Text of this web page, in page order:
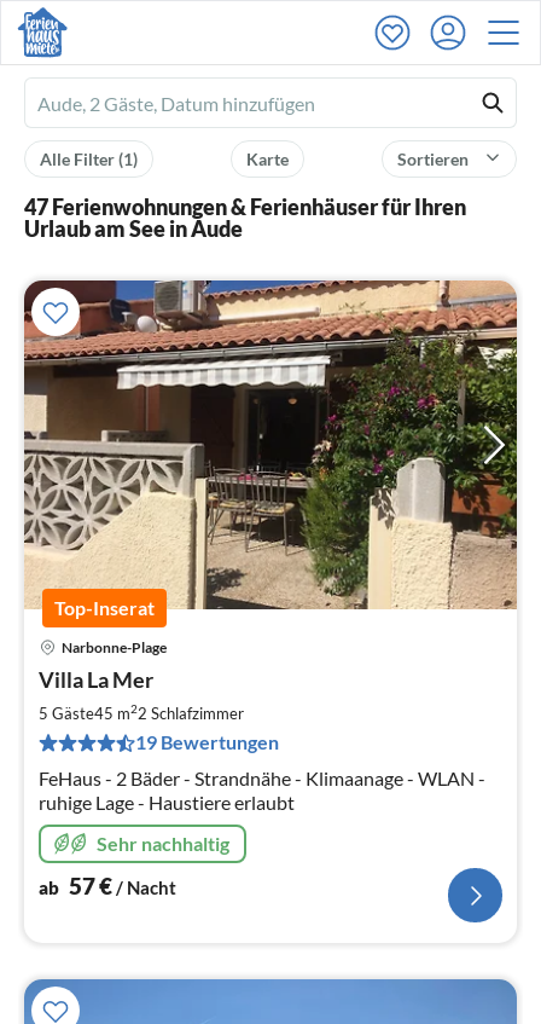
Ferienhausmiete
logo
Sortieren
Karte
Alle Filter(1)
47 Ferienwohnungen & Ferienhäuser für Ihren
Urlaub am See in Aude
Top-Inserat
Narbonne-Plage
Villa La Mer
5 Gäste45 m22 Schlafzimmer
19 Bewertungen
FeHaus - 2 Bäder - Strandnähe - Klimaanage - WLAN -
ruhige Lage - Haustiere erlaubt
Sehr nachhaltig
ab 57€/ Nacht